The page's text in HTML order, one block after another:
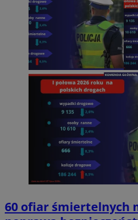
60 ofiar śmiertelnych